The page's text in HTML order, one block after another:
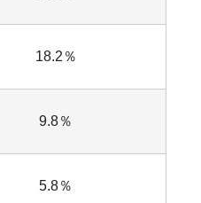
18.2％
9.8％
5.8％